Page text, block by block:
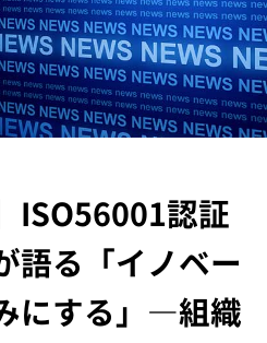
ISO56001認証
語る
「イノベー
にする」―組織